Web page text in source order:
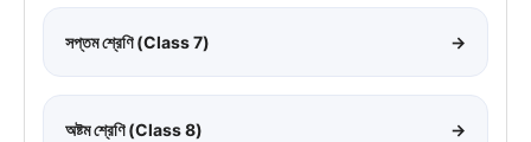
সপ্তম শ্রেণি (Class 7) →
অষ্টম শ্রেণি (Class 8) →